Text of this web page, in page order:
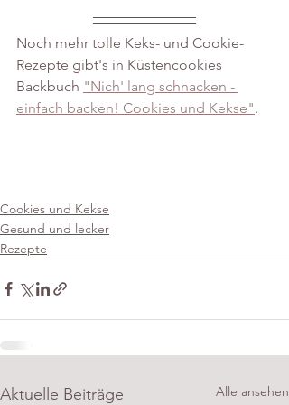
Noch mehr tolle Keks- und Cookie-
Rezepte gibt's in Küstencookies
Backbuch "Nich' lang schnacken -
einfach backen! Cookies und Kekse".
Cookies und Kekse
Gesund und lecker
Rezepte
Aktuelle Beiträge Alle ansehen